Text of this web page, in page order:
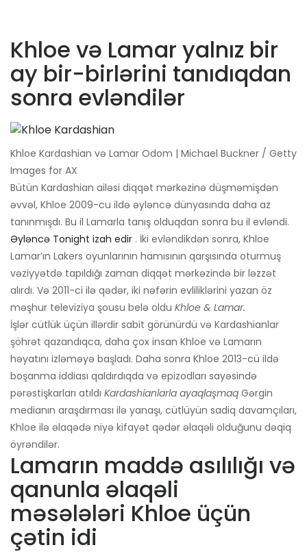
Khloe və Lamar yalnız bir
ay bir-birlərini tanıdıqdan
sonra evləndilər
Khloe Kardashian və Lamar Odom | Michael Buckner / Getty
Images for AX
Bütün Kardashian ailəsi diqqət mərkəzinə düşməmişdən
əvvəl, Khloe 2009-cu ildə əyləncə dünyasında daha az
tanınmışdı. Bu il Lamarla tanış olduqdan sonra bu il evləndi.
Əyləncə Tonight izah edir . İki evləndikdən sonra, Khloe
Lamar’ın Lakers oyunlarının hamısının qarşısında oturmuş
vəziyyətdə tapıldığı zaman diqqət mərkəzində bir ləzzət
alırdı. Və 2011-ci ilə qədər, iki nəfərin evliliklərini yazan öz
məşhur televiziya şousu belə oldu Khloe & Lamar.
İşlər cütlük üçün illərdir sabit görünürdü və Kardashianlar
şöhrət qazandıqca, daha çox insan Khloe və Lamarın
həyatını izləməyə başladı. Daha sonra Khloe 2013-cü ildə
boşanma iddiası qaldırdıqda və epizodları sayəsində
pərəstişkarları atıldı Kardashianlarla ayaqlaşmaq Gərgin
medianın araşdırması ilə yanaşı, cütlüyün sadiq davamçıları,
Khloe ilə əlaqədə niyə kifayət qədər əlaqəli olduğunu dəqiq
öyrəndilər.
Lamarın maddə asılılığı və
qanunla əlaqəli
məsələləri Khloe üçün
çətin idi